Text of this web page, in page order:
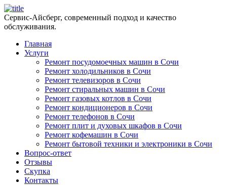
Сервис-Айсберг, современный подход и качество
обслуживания.
Главная
Услуги
Ремонт посудомоечных машин в Сочи
Ремонт холодильников в Сочи
Ремонт телевизоров в Сочи
Ремонт стиральных машин в Сочи
Ремонт газовых котлов в Сочи
Ремонт кондиционеров в Сочи
Ремонт телефонов в Сочи
Ремонт плит и духовых шкафов в Сочи
Ремонт кофемашин в Сочи
Ремонт бытовой техники и электроники в Сочи
Вопрос-ответ
Отзывы
Скупка
Контакты